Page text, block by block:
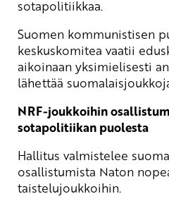
sotapolitiikkaa.
Suomen kommunistisen
keskuskomitea vaatii
aikoinaan yksimielisesti
lähettää
NRF-joukkoihin
sotapolitiikan puolesta
Hallitus valmistelee
osallistumista Naton
taistelujoukkoihin.